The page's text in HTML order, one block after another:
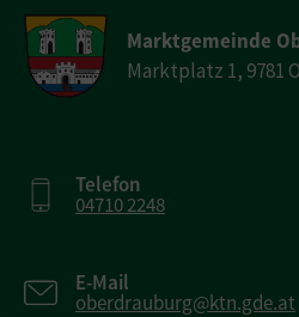
Marktgemeinde
Marktplatz 1, 9781
Telefon
04710 2248
E-Mail
oberdrauburg@ktn.gde.at